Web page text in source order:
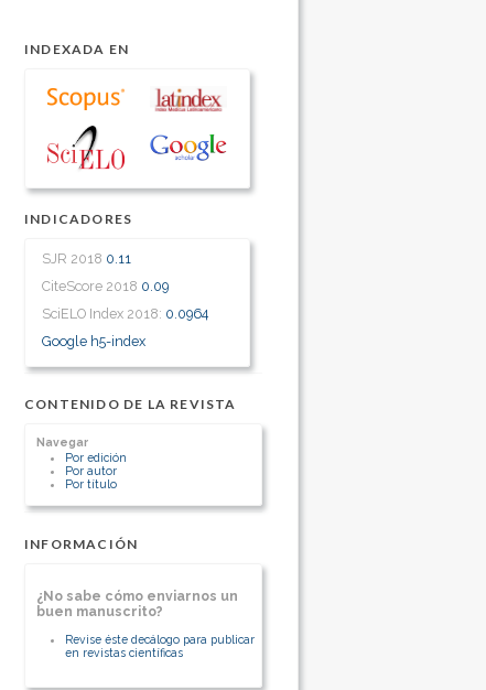
INDEXADA EN
INDICADORES
SJR 2018 0.11
CiteScore 2018 0.09
SciELO Index 2018: 0.0964
Google h5-index
CONTENIDO DE LA REVISTA
Navegar
Por edición
Por autor
Por título
INFORMACIÓN
¿No sabe cómo enviarnos un
buen manuscrito?
Revise éste decálogo para publicar
en revistas científicas